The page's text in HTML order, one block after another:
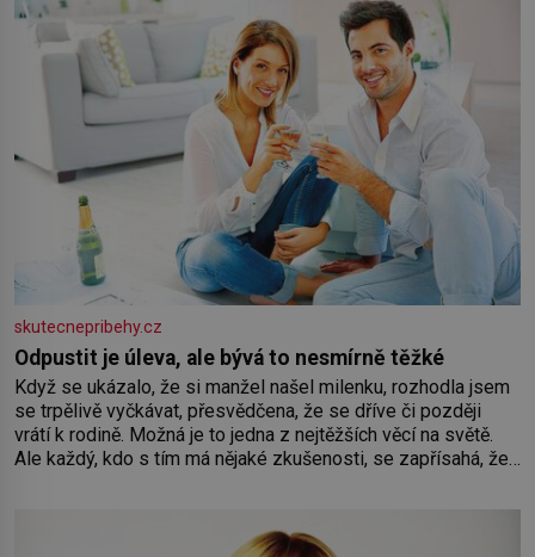
skutecnepribehy.cz
Odpustit je úleva, ale bývá to nesmírně těžké
Když se ukázalo, že si manžel našel milenku, rozhodla jsem
se trpělivě vyčkávat, přesvědčena, že se dříve či později
vrátí k rodině. Možná je to jedna z nejtěžších věcí na světě.
Ale každý, kdo s tím má nějaké zkušenosti, se zapřísahá, že